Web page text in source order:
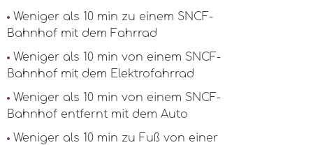
Weniger als 10 min zu einem SNCF-
Bahnhof mit dem Fahrrad
Weniger als 10 min von einem SNCF-
Bahnhof mit dem Elektrofahrrad
Weniger als 10 min von einem SNCF-
Bahnhof entfernt mit dem Auto
Weniger als 10 min zu Fuß von einer